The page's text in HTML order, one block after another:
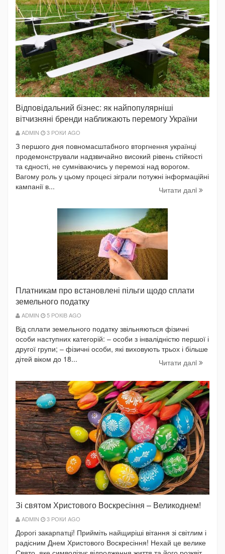
Відповідальний бізнес: як найпопулярніші
вітчизняні бренди наближають перемогу України
ADMIN 3 РОКИ AGO
З першого дня повномасштабного вторгнення українці
продемонстрували надзвичайно високий рівень стійкості
та єдності, не сумніваючись у перемозі над ворогом.
Вагому роль у цьому процесі зіграли потужні інформаційні
кампанії в...
Читати далi
Платникам про встановлені пільги щодо сплати
земельного податку
ADMIN 5 РОКІВ AGO
Від сплати земельного податку звільняються фізичні
особи наступних категорій: – особи з інвалідністю першої і
другої групи; – фізичні особи, які виховують трьох і більше
дітей віком до 18...
Читати далi
Зі святом Христового Воскресіння – Великоднем!
ADMIN 3 РОКИ AGO
Дорогі закарпатці! Прийміть найщиріші вітання зі світлим і
радісним Днем Христового Воскресіння! Нехай це велике